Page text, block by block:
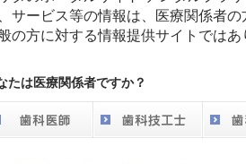
サービス等の情報は、医療関係者の
の方に対する情報提供サイトではあ
たは医療関係者ですか？